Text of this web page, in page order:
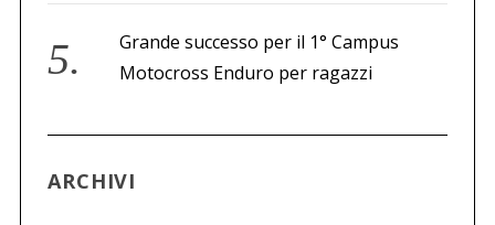
Grande successo per il 1° Campus
Motocross Enduro per ragazzi
ARCHIVI